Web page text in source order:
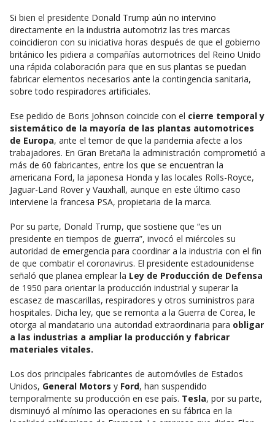
Si bien el presidente Donald Trump aún no intervino
directamente en la industria automotriz las tres marcas
coincidieron con su iniciativa horas después de que el gobierno
británico les pidiera a compañías automotrices del Reino Unido
una rápida colaboración para que en sus plantas se puedan
fabricar elementos necesarios ante la contingencia sanitaria,
sobre todo respiradores artificiales.
Ese pedido de Boris Johnson coincide con el cierre temporal y
sistemático de la mayoría de las plantas automotrices
de Europa, ante el temor de que la pandemia afecte a los
trabajadores. En Gran Bretaña la administración comprometió a
más de 60 fabricantes, entre los que se encuentran la
americana Ford, la japonesa Honda y las locales Rolls-Royce,
Jaguar-Land Rover y Vauxhall, aunque en este último caso
interviene la francesa PSA, propietaria de la marca.
Por su parte, Donald Trump, que sostiene que “es un
presidente en tiempos de guerra”, invocó el miércoles su
autoridad de emergencia para coordinar a la industria con el fin
de que combatir el coronavirus. El presidente estadounidense
señaló que planea emplear la Ley de Producción de Defensa
de 1950 para orientar la producción industrial y superar la
escasez de mascarillas, respiradores y otros suministros para
hospitales. Dicha ley, que se remonta a la Guerra de Corea, le
otorga al mandatario una autoridad extraordinaria para obligar
a las industrias a ampliar la producción y fabricar
materiales vitales.
Los dos principales fabricantes de automóviles de Estados
Unidos, General Motors y Ford, han suspendido
temporalmente su producción en ese país. Tesla, por su parte,
disminuyó al mínimo las operaciones en su fábrica en la